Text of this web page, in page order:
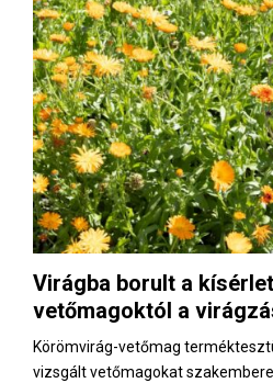
Virágba borult a
vetőmagoktól a
Körömvirág-vetőmag
vizsgált vetőmagokat